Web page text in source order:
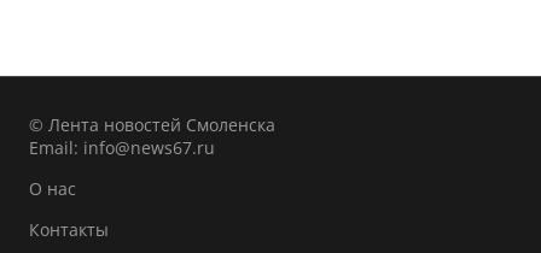
© Лента новостей Смоленска
Email: info@news67.ru
О нас
Контакты